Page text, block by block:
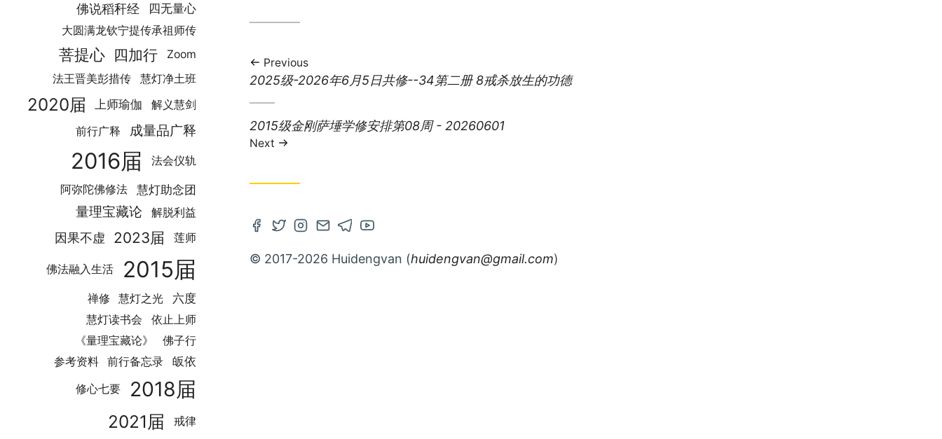
佛说稻秆经 四无量心
大圆满龙钦宁提传承祖师传
菩提心 四加行
Zoom
法王晋美彭措传
慧灯净土班
2020届 上师瑜伽
解义慧剑
前行广释
成量品广释
2016届 法会仪轨
阿弥陀佛修法 慧灯助念团
量理宝藏论 解脱利益
因果不虚 2023届 莲师
佛法融入生活 2015届
禅修 慧灯之光
六度
慧灯读书会
依止上师
《量理宝藏论》
佛子行
参考资料
前行备忘录 皈依
修心七要 2018届
2021届 戒律
Previous
Previous
2025级-2026年6月5日共修--34第二册 8戒杀放生的功德
Next
post:
2015级金刚萨埵学修安排第08周 - 20260601
Next
Open
account
Open
account
Open
account
Contact
Email
Open
account
Open
account
© 2017-2026 Huidengvan (huidengvan@gmail.com)